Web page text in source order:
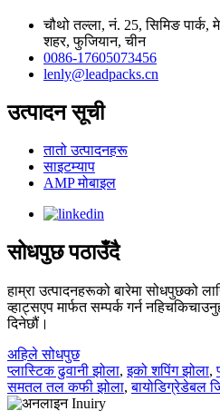
चौथो तल्ला, नं. 25, सिमिङ पार्क,
शहर, फुजियान, चीन
0086-17605073456
lenly@leadpacks.cn
उत्पादन सूची
तातो उत्पादनहरू
साइटम्याप
AMP मोबाइल
सोधपुछ पठाउँदै
हाम्रा उत्पादनहरूको बारेमा सोधपुछको
व्हाट्सएप मार्फत सम्पर्क गर्न
दिनेछौं।
अहिले सोधपुछ
प्लास्टिक ढुवानी झोला,इको शपिंग झोला,
समतल तल कफी झोला,बायोडिग्रेडेबल